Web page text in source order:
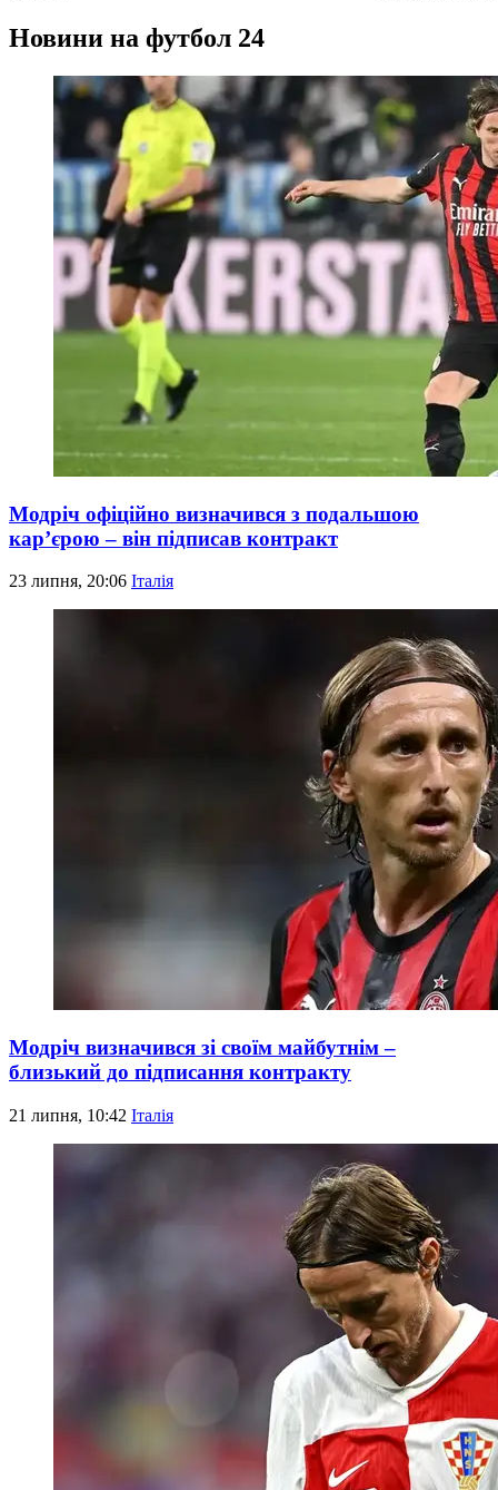
Новини на футбол 24
Модріч офіційно визначився з подальшою
кар’єрою – він підписав контракт
23 липня, 20:06 Італія
Модріч визначився зі своїм майбутнім –
близький до підписання контракту
21 липня, 10:42 Італія